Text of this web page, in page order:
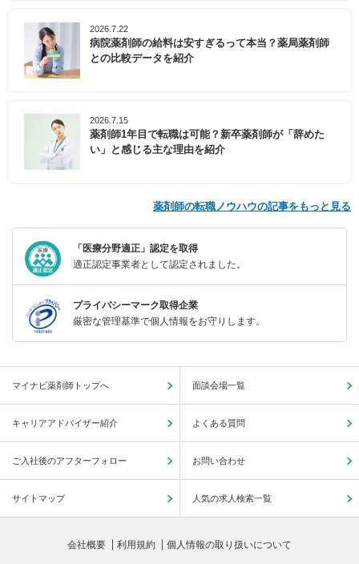
2026.7.22
病院薬剤師の給料は安すぎるって本当？薬局薬剤師
との比較データを紹介
2026.7.15
薬剤師1年目で転職は可能？新卒薬剤師が「辞めた
い」と感じる主な理由を紹介
薬剤師の転職ノウハウの記事をもっと見る
「医療分野適正」認定を取得
適正認定事業者として認定されました。
プライバシーマーク取得企業
厳密な管理基準で個人情報をお守りします。
マイナビ薬剤師トップへ 面談会場一覧
キャリアアドバイザー紹介 よくある質問
ご入社後のアフターフォロー お問い合わせ
サイトマップ 人気の求人検索一覧
会社概要 利用規約 個人情報の取り扱いについて